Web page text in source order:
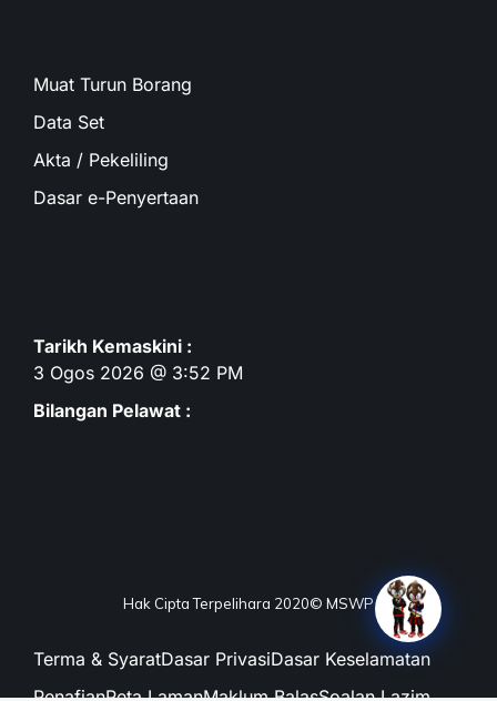
Muat Turun Borang
Data Set
Akta / Pekeliling
Dasar e-Penyertaan
Tarikh Kemaskini :
3 Ogos 2026 @ 3:52 PM
Bilangan Pelawat :
Hak Cipta Terpelihara 2020© MSWP
Terma & SyaratDasar PrivasiDasar Keselamatan
PenafianPeta LamanMaklum BalasSoalan Lazim